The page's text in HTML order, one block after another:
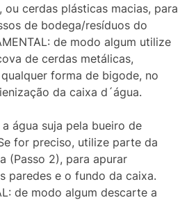
cerdas plásticas macias, para
de bodega/resíduos do
de modo algum utilize
de cerdas metálicas,
forma de bigode, no
da caixa d´água.
água suja pela bueiro de
for preciso, utilize parte da
(Passo 2), para apurar
paredes e o fundo da caixa.
de modo algum descarte a